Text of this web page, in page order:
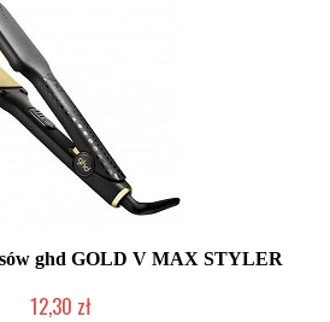
ghd GOLD V MAX STYLER
12,30 zł